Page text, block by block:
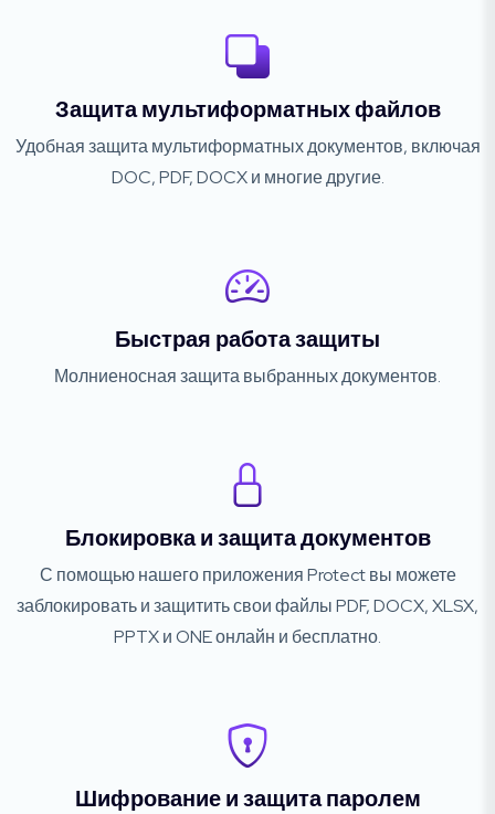
Защита мультиформатных файлов
Удобная защита мультиформатных документов, включая
DOC, PDF, DOCX и многие другие.
Быстрая работа защиты
Молниеносная защита выбранных документов.
Блокировка и защита документов
С помощью нашего приложения Protect вы можете
заблокировать и защитить свои файлы PDF, DOCX, XLSX,
PPTX и ONE онлайн и бесплатно.
Шифрование и защита паролем